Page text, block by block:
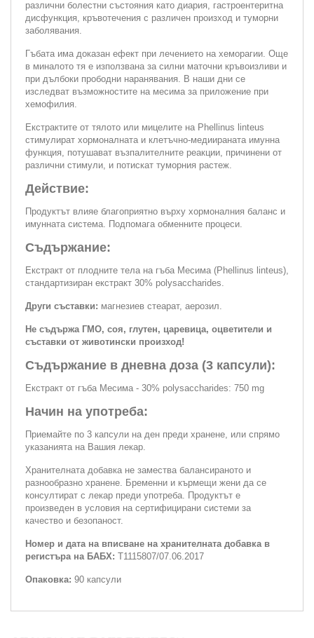
различни болестни състояния като диария, гастроентеритна
дисфункция, кръвотечения с различен произход и туморни
заболявания.
Гъбата има доказан ефект при лечението на хеморагии. Още
в миналото тя е използвана за силни маточни кръвоизливи и
при дълбоки прободни наранявания. В наши дни се
изследват възможностите на месима за приложение при
хемофилия.
Екстрактите от тялото или мицелите на Phellinus linteus
стимулират хормоналната и клетъчно-медиираната имунна
функция, потушават възпалителните реакции, причинени от
различни стимули, и потискат туморния растеж.
Действие:
Продуктът влияе благоприятно върху хормоналния баланс и
имунната система. Подпомага обменните процеси.
Съдържание:
Екстракт от плодните тела на гъба Месима (Phellinus linteus),
стандартизиран екстракт 30% polysaccharides.
Други съставки: магнезиев стеарат, аерозил.
Не съдържа ГМО, соя, глутен, царевица, оцветители и
съставки от животински произход!
Съдържание в дневна доза (3 капсули):
Екстракт от гъба Месима - 30% polysaccharides: 750 mg
Начин на употреба:
Приемайте по 3 капсули на ден преди хранене, или спрямо
указанията на Вашия лекар.
Хранителната добавка не замества балансираното и
разнообразно хранене. Бременни и кърмещи жени да се
консултират с лекар преди употреба. Продуктът е
произведен в условия на сертифицирани системи за
качество и безопаност.
Номер и дата на вписване на хранителната добавка в
регистъра на БАБХ: Т1115807/07.06.2017
Опаковка: 90 капсули